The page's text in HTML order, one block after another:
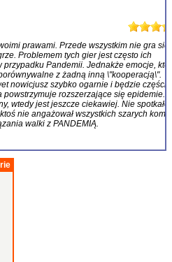
prawami. Przede wszystkim nie gra się
Problemem tych gier jest często ich
Pandemii. Jednakże emocje,
z żadną inną \"kooperacją\".
nowicjusz szybko ogarnie i będzie częścią
rozszerzające się epidemie.
wtedy jest jeszcze ciekawiej. Nie
nie angażował wszystkich szarych
walki z PANDEMIĄ.